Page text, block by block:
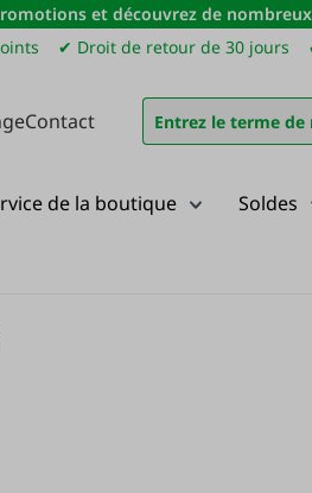
et découvrez de
✔ Droit de retour de 30 jours
Contact
de la boutique Soldes